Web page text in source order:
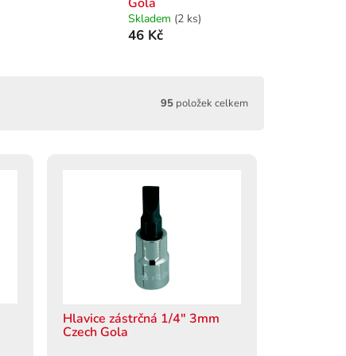
Gola
Skladem (2 ks)
46 Kč
95 položek celkem
Hlavice zástrčná 1/4" 3mm
Czech Gola